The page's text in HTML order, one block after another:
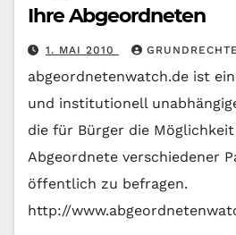
Ihre Abgeordneten
1. MAI 2010
abgeordnetenwatch.de ist
und institutionell
die für Bürger die
Abgeordnete verschiedener
öffentlich zu befragen.
http://